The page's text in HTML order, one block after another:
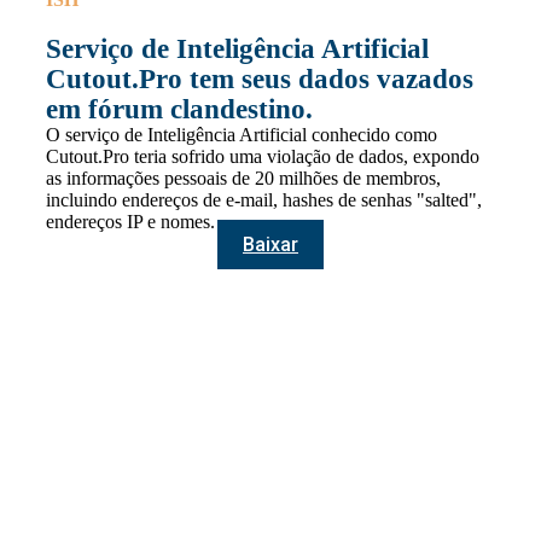
Serviço de Inteligência Artificial
Cutout.Pro tem seus dados vazados
em fórum clandestino.
O serviço de Inteligência Artificial conhecido como
Cutout.Pro teria sofrido uma violação de dados, expondo
as informações pessoais de 20 milhões de membros,
incluindo endereços de e-mail, hashes de senhas "salted",
endereços IP e nomes.
Baixar